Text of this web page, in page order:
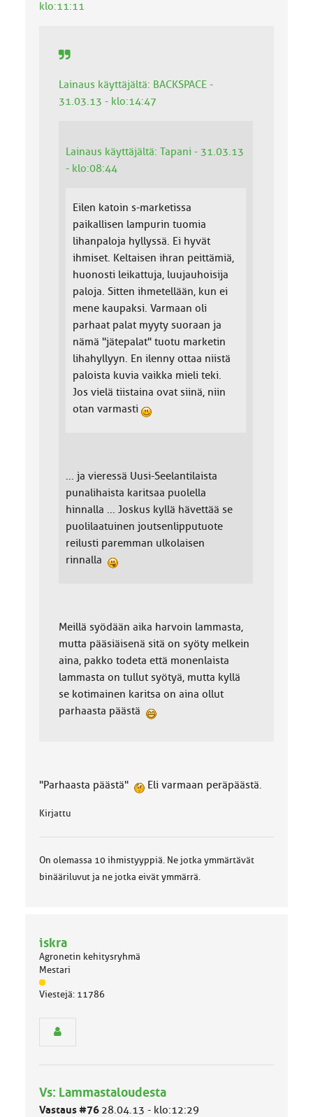
klo:11:11
Lainaus käyttäjältä: BACKSPACE -
31.03.13 - klo:14:47
Lainaus käyttäjältä: Tapani - 31.03.13
- klo:08:44
Eilen katoin s-marketissa
paikallisen lampurin tuomia
lihanpaloja hyllyssä. Ei hyvät
ihmiset. Keltaisen ihran peittämiä,
huonosti leikattuja, luujauhoisija
paloja. Sitten ihmetellään, kun ei
mene kaupaksi. Varmaan oli
parhaat palat myyty suoraan ja
nämä "jätepalat" tuotu marketin
lihahyllyyn. En ilenny ottaa niistä
paloista kuvia vaikka mieli teki.
Jos vielä tiistaina ovat siinä, niin
otan varmasti
... ja vieressä Uusi-Seelantilaista
punalihaista karitsaa puolella
hinnalla ... Joskus kyllä hävettää se
puolilaatuinen joutsenlipputuote
reilusti paremman ulkolaisen
rinnalla
Meillä syödään aika harvoin lammasta,
mutta pääsiäisenä sitä on syöty melkein
aina, pakko todeta että monenlaista
lammasta on tullut syötyä, mutta kyllä
se kotimainen karitsa on aina ollut
parhaasta päästä
"Parhaasta päästä" Eli varmaan peräpäästä.
Kirjattu
On olemassa 10 ihmistyyppiä. Ne jotka ymmärtävät
binääriluvut ja ne jotka eivät ymmärrä.
iskra
Agronetin kehitysryhmä
Mestari
J
ä
m
ä
Viestejä: 11786
Vs: Lammastaloudesta
Vastaus #76 28.04.13 - klo:12:29